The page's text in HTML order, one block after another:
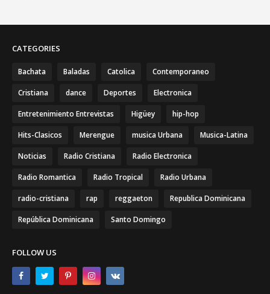
CATEGORIES
Bachata Baladas Catolica Contemporaneo
Cristiana dance Deportes Electronica
Entretenimiento Entrevistas Higüey hip-hop
Hits-Clasicos Merengue musica Urbana Musica-Latina
Noticias Radio Cristiana Radio Electronica
Radio Romantica Radio Tropical Radio Urbana
radio-cristiana rap reggaeton Republica Dominicana
República Dominicana Santo Domingo
FOLLOW US